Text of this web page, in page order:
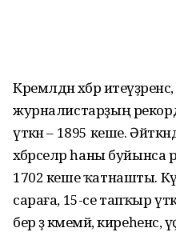
Кремлдән хәбәр
журналистарҙың
үткән – 1895 кеше.
хәбәрселәр һаны
1702 кеше ҡатнашты.
сараға, 15-се тапҡыр
бер ҙә кәмемәй, киреһенсә,